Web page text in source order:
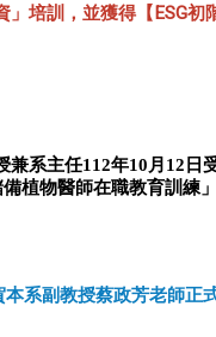
」培訓，並獲得【ESG初
兼系主任112年10月 12 日
植物醫師在職教育訓練
本系副教授蔡政芳老師正